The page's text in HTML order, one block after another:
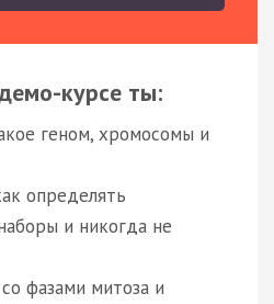
курсе ты:
геном, хромосомы и
определять
и никогда не
фазами митоза и